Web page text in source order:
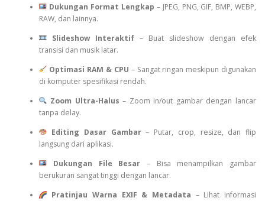
Dukungan Format Lengkap – JPEG, PNG, GIF, BMP, WEBP,
RAW, dan lainnya.
Slideshow Interaktif – Buat slideshow dengan efek
transisi dan musik latar.
Optimasi RAM & CPU – Sangat ringan meskipun digunakan
di komputer spesifikasi rendah.
Zoom Ultra-Halus – Zoom in/out gambar dengan lancar
tanpa delay.
Editing Dasar Gambar– Putar, crop, resize, dan flip
langsung dari aplikasi.
Dukungan File Besar – Bisa menampilkan gambar
berukuran sangat tinggi dengan lancar.
Pratinjau Warna EXIF & Metadata – Lihat informasi